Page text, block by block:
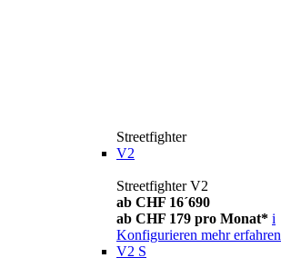
Streetfighter
V2
Streetfighter V2
ab CHF 16´690
ab CHF 179 pro Monat* i
Konfigurieren mehr erfahren
V2 S